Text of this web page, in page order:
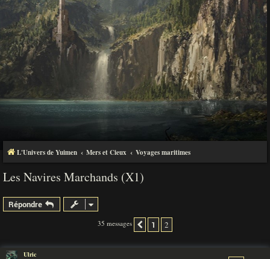
L'Univers de Yuimen Mers et Cieux Voyages maritimes
Les Navires Marchands (X1)
Répondre
35 messages Précédente
1 2
Ulric